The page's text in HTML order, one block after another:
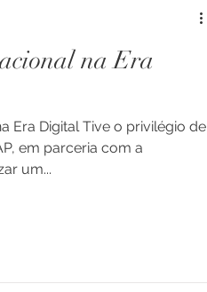
na Era
Era Digital Tive o privilégio de
a
um...